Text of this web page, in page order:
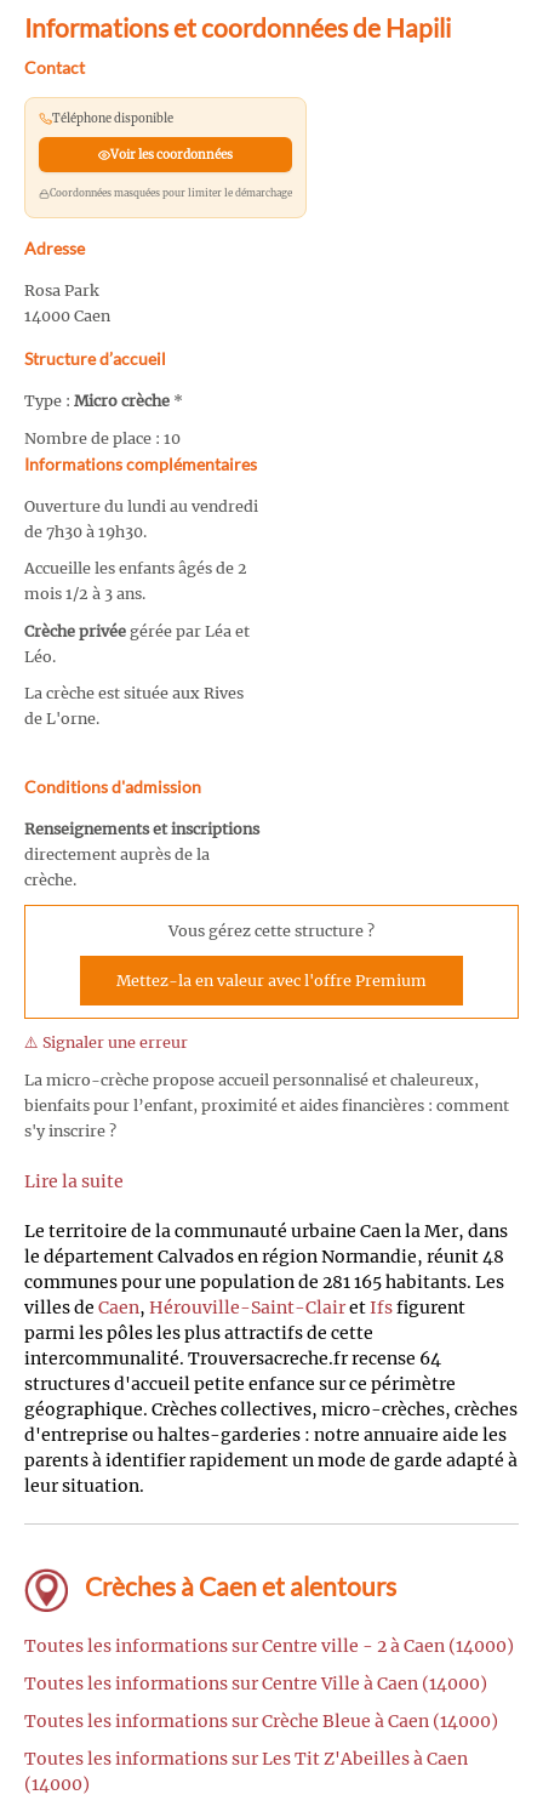
Informations et coordonnées de Hapili
Contact
Téléphone disponible
Voir les coordonnées
Coordonnées masquées pour limiter le démarchage
Adresse
Rosa Park
14000 Caen
Structure d’accueil
Type : Micro crèche *
Nombre de place : 10
Informations complémentaires
Ouverture du lundi au vendredi
de 7h30 à 19h30.
Accueille les enfants âgés de 2
mois 1/2 à 3 ans.
Crèche privée gérée par Léa et
Léo.
La crèche est située aux Rives
de L'orne.
Conditions d'admission
Renseignements et inscriptions
directement auprès de la
crèche.
Vous gérez cette structure ?
Mettez-la en valeur avec l'offre Premium
⚠️ Signaler une erreur
La micro-crèche propose accueil personnalisé et chaleureux,
bienfaits pour l’enfant, proximité et aides financières : comment
s'y inscrire ?
Lire la suite
Le territoire de la communauté urbaine Caen la Mer, dans
le département Calvados en région Normandie, réunit 48
communes pour une population de 281 165 habitants. Les
villes de Caen, Hérouville-Saint-ClairetIfsfigurent
parmi les pôles les plus attractifs de cette
intercommunalité. Trouversacreche.fr recense 64
structures d'accueil petite enfance sur ce périmètre
géographique. Crèches collectives, micro-crèches, crèches
d'entreprise ou haltes-garderies : notre annuaire aide les
parents à identifier rapidement un mode de garde adapté à
leur situation.
Crèches à Caen et alentours
Toutes les informations sur Centre ville - 2 à Caen (14000)
Toutes les informations sur Centre Ville à Caen (14000)
Toutes les informations sur Crèche Bleue à Caen (14000)
Toutes les informations sur Les Tit Z'Abeilles à Caen
(14000)